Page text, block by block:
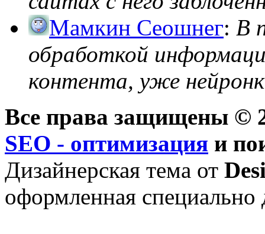
Мамкин Сеошнег: В
обработкой
контента, уже
Все права защищены ©
SEO - оптимизация и
Дизайнерская тема от
оформленная